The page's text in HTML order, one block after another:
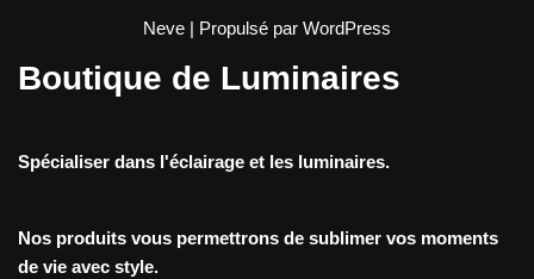
Neve | Propulsé par WordPress
Boutique de Luminaires
Spécialiser dans l'éclairage et les luminaires.
Nos produits vous permettrons de sublimer vos moments
de vie avec style.